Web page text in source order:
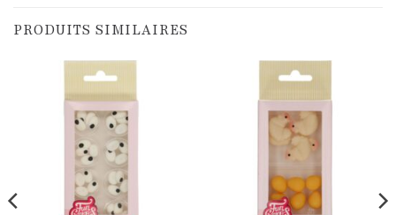
PRODUITS SIMILAIRES